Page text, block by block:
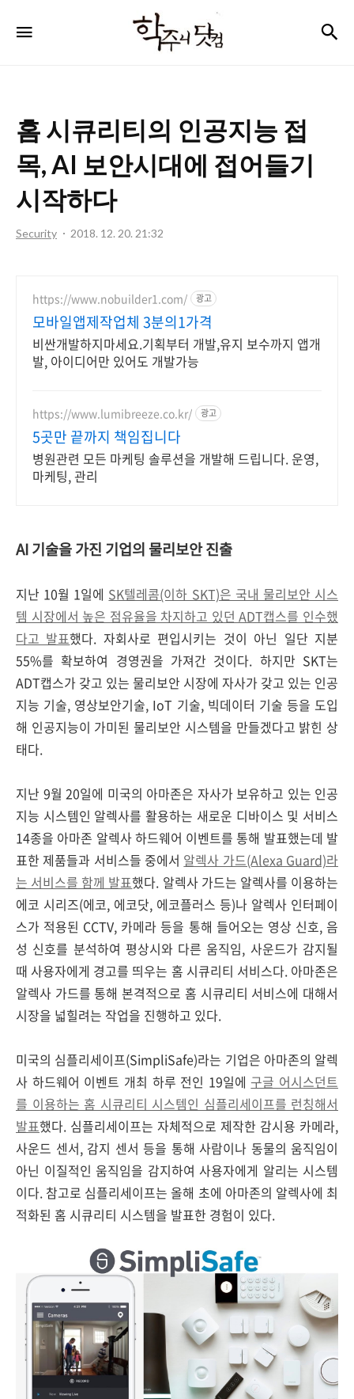
주
컴
홈 시큐리티의 인공지능 접
목, AI 보안시대에 접어들기
시작하다
Security 2018. 12. 20. 21:32
https://www.nobuilder1.com/ 광고
모바일앱제작업체 3분의1가격
비싼개발하지마세요.기획부터 개발,유지 보수까지 앱개
발, 아이디어만 있어도 개발가능
https://www.lumibreeze.co.kr/ 광고
5곳만 끝까지 책임집니다
병원관련 모든 마케팅 솔루션을 개발해 드립니다. 운영,
마케팅, 관리
AI 기술을 가진 기업의 물리보안 진출
지난 10월 1일에 SK텔레콤(이하 SKT)은 국내 물리보안 시스
템 시장에서 높은 점유율을 차지하고 있던 ADT캡스를 인수했
다고 발표했다. 자회사로 편입시키는 것이 아닌 일단 지분
55%를 확보하여 경영권을 가져간 것이다. 하지만 SKT는
ADT캡스가 갖고 있는 물리보안 시장에 자사가 갖고 있는 인공
지능 기술, 영상보안기술, IoT 기술, 빅데이터 기술 등을 도입
해 인공지능이 가미된 물리보안 시스템을 만들겠다고 밝힌 상
태다.
지난 9월 20일에 미국의 아마존은 자사가 보유하고 있는 인공
지능 시스템인 알렉사를 활용하는 새로운 디바이스 및 서비스
14종을 아마존 알렉사 하드웨어 이벤트를 통해 발표했는데 발
표한 제품들과 서비스들 중에서 알렉사 가드(Alexa Guard)라
는 서비스를 함께 발표했다. 알렉사 가드는 알렉사를 이용하는
에코 시리즈(에코, 에코닷, 에코플러스 등)나 알렉사 인터페이
스가 적용된 CCTV, 카메라 등을 통해 들어오는 영상 신호, 음
성 신호를 분석하여 평상시와 다른 움직임, 사운드가 감지될
때 사용자에게 경고를 띄우는 홈 시큐리티 서비스다. 아마존은
알렉사 가드를 통해 본격적으로 홈 시큐리티 서비스에 대해서
시장을 넓힐려는 작업을 진행하고 있다.
미국의 심플리세이프(SimpliSafe)라는 기업은 아마존의 알렉
사 하드웨어 이벤트 개최 하루 전인 19일에 구글 어시스던트
를 이용하는 홈 시큐리티 시스템인 심플리세이프를 런칭해서
발표했다. 심플리세이프는 자체적으로 제작한 감시용 카메라,
사운드 센서, 감지 센서 등을 통해 사람이나 동물의 움직임이
아닌 이질적인 움직임을 감지하여 사용자에게 알리는 시스템
이다. 참고로 심플리세이프는 올해 초에 아마존의 알렉사에 최
적화된 홈 시큐리티 시스템을 발표한 경험이 있다.